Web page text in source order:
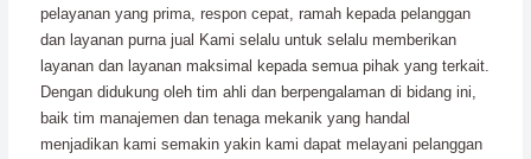
pelayanan yang prima, respon cepat, ramah kepada pelanggan
dan layanan purna jual Kami selalu untuk selalu memberikan
layanan dan layanan maksimal kepada semua pihak yang terkait.
Dengan didukung oleh tim ahli dan berpengalaman di bidang ini,
baik tim manajemen dan tenaga mekanik yang handal
menjadikan kami semakin yakin kami dapat melayani pelanggan